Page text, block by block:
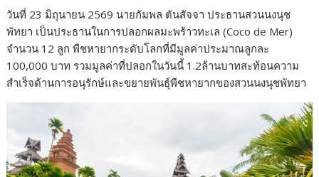
วันที่ 23 มิถุนายน 2569 นายกัมพล ตันสัจจา ประธานสวนนงนุช
พัทยา เป็นประธานในการปลอกผลมะพร้าวทะเล (Coco de Mer)
จำนวน 12 ลูก พืชหายากระดับโลกที่มีมูลค่าประมาณลูกละ
100,000 บาท รวมมูลค่าที่ปลอกในวันนี้ 1.2ล้านบาทสะท้อนความ
สำเร็จด้านการอนุรักษ์และขยายพันธุ์พืชหายากของสวนนงนุชพัทยา